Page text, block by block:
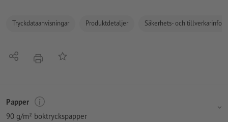
Tryckdataanvisningar Produktdetaljer Säkerhets- och
Dela erbjudandePå anteckningslistan
Papper
90 g/m² boktryckspapper